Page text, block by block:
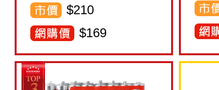
$210
$169